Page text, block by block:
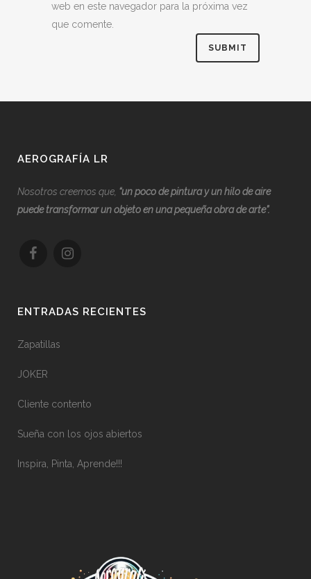
web en este navegador para la próxima vez
que comente.
AEROGRAFÍA LR
Nosotros creemos que, “un poco de pintura y un hilo de aire
puede transformar un objeto en una pequeña obra de arte”.
ENTRADAS RECIENTES
Zapatillas
JOKER
Cliente contento
Sueña con los ojos abiertos
Inspira, Pinta, Aprende!!!